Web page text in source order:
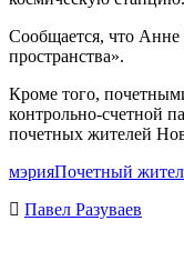
Сообщается, что Анне
пространства».
Кроме того,
контрольно-счетной
почетных жителей
мэрияПочетный
Павел Разуваев